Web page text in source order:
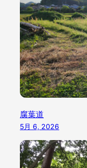
腐葉道
5月 6, 2026